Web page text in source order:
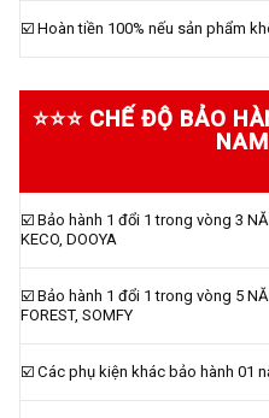
☑️ Hoàn tiền 100% nếu sản phẩm
⭐⭐⭐ CHẾ ĐỘ BẢO
NAM
☑️ Bảo hành 1 đổi 1 trong vòng 3
KECO, DOOYA
☑️ Bảo hành 1 đổi 1 trong vòng 5
FOREST, SOMFY
☑️ Các phụ kiện khác bảo hành 01